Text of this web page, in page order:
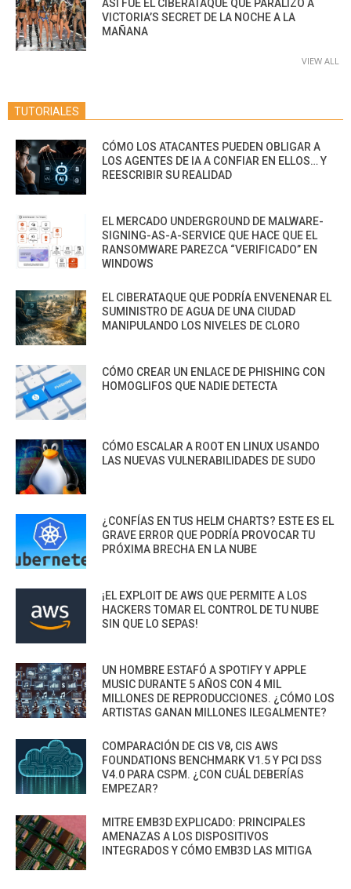
ASÍ FUE EL CIBERATAQUE QUE PARALIZÓ A
VICTORIA’S SECRET DE LA NOCHE A LA
MAÑANA
VIEW ALL
TUTORIALES
CÓMO LOS ATACANTES PUEDEN OBLIGAR A
LOS AGENTES DE IA A CONFIAR EN ELLOS… Y
REESCRIBIR SU REALIDAD
EL MERCADO UNDERGROUND DE MALWARE-
SIGNING-AS-A-SERVICE QUE HACE QUE EL
RANSOMWARE PAREZCA “VERIFICADO” EN
WINDOWS
EL CIBERATAQUE QUE PODRÍA ENVENENAR EL
SUMINISTRO DE AGUA DE UNA CIUDAD
MANIPULANDO LOS NIVELES DE CLORO
CÓMO CREAR UN ENLACE DE PHISHING CON
HOMOGLIFOS QUE NADIE DETECTA
CÓMO ESCALAR A ROOT EN LINUX USANDO
LAS NUEVAS VULNERABILIDADES DE SUDO
¿CONFÍAS EN TUS HELM CHARTS? ESTE ES EL
GRAVE ERROR QUE PODRÍA PROVOCAR TU
PRÓXIMA BRECHA EN LA NUBE
¡EL EXPLOIT DE AWS QUE PERMITE A LOS
HACKERS TOMAR EL CONTROL DE TU NUBE
SIN QUE LO SEPAS!
UN HOMBRE ESTAFÓ A SPOTIFY Y APPLE
MUSIC DURANTE 5 AÑOS CON 4 MIL
MILLONES DE REPRODUCCIONES. ¿CÓMO LOS
ARTISTAS GANAN MILLONES ILEGALMENTE?
COMPARACIÓN DE CIS V8, CIS AWS
FOUNDATIONS BENCHMARK V1.5 Y PCI DSS
V4.0 PARA CSPM. ¿CON CUÁL DEBERÍAS
EMPEZAR?
MITRE EMB3D EXPLICADO: PRINCIPALES
AMENAZAS A LOS DISPOSITIVOS
INTEGRADOS Y CÓMO EMB3D LAS MITIGA